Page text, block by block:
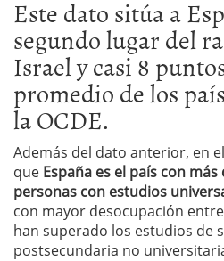
Este dato sitúa a
segundo lugar del
Israel y casi 8
promedio de los
la OCDE.
Además del dato anterior, en
que España es el país con
personas con estudios
con mayor desocupación
han superado los estudios de
postsecundaria no